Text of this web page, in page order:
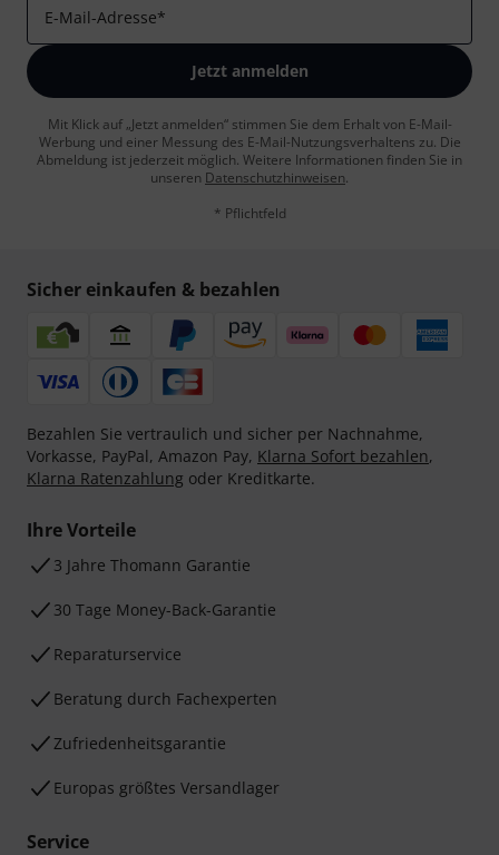
E-Mail-Adresse*
Jetzt anmelden
Mit Klick auf „Jetzt anmelden“ stimmen Sie dem Erhalt von E-Mail-
Werbung und einer Messung des E-Mail-Nutzungsverhaltens zu. Die
Abmeldung ist jederzeit möglich. Weitere Informationen finden Sie in
unseren Datenschutzhinweisen.
* Pflichtfeld
Sicher einkaufen & bezahlen
Bezahlen Sie vertraulich und sicher per Nachnahme,
Vorkasse, PayPal, Amazon Pay, Klarna Sofort bezahlen,
Klarna Ratenzahlung oder Kreditkarte.
Ihre Vorteile
3 Jahre Thomann Garantie
30 Tage Money-Back-Garantie
Reparaturservice
Beratung durch Fachexperten
Zufriedenheitsgarantie
Europas größtes Versandlager
Service